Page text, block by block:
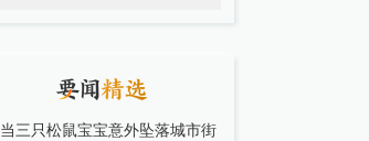
当三只松鼠宝宝意外坠落城市街